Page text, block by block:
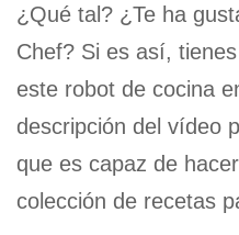
¿Qué tal? ¿Te ha
Chef? Si es así,
este robot de cocina
descripción del vídeo
que es capaz de
colección de recetas